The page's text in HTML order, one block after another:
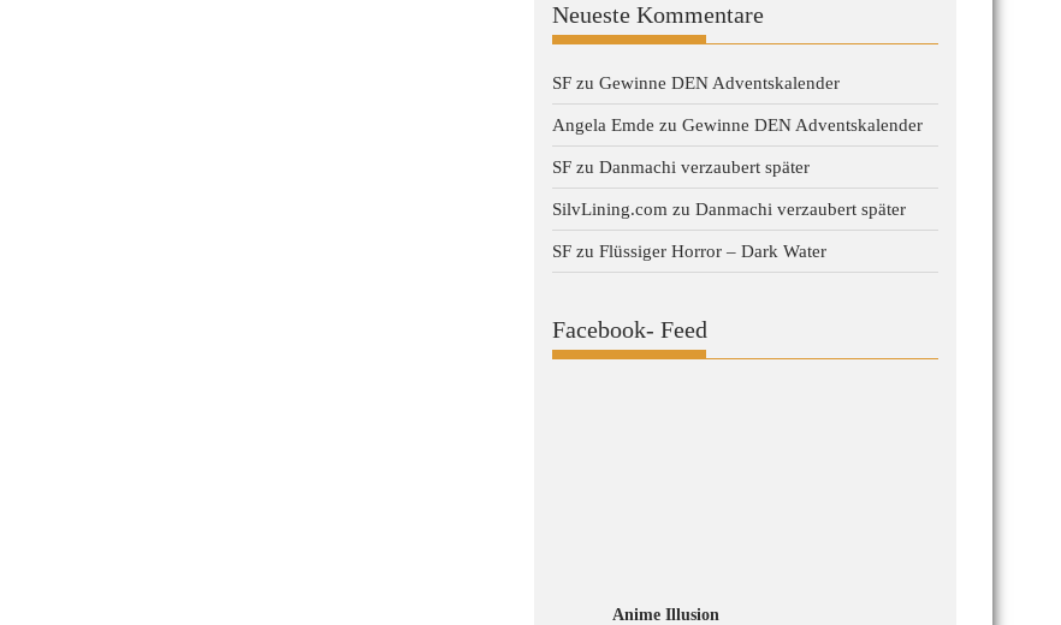
Neueste Kommentare
SF zu Gewinne DEN Adventskalender
Angela Emde zu Gewinne DEN Adventskalender
SF zu Danmachi verzaubert später
SilvLining.com zu Danmachi verzaubert später
SF zu Flüssiger Horror – Dark Water
Facebook- Feed
Anime Illusion